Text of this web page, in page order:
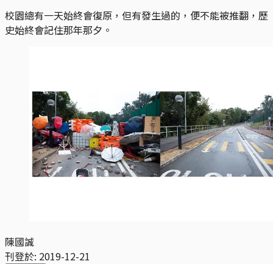
校園總有一天始終會復原，但有發生過的，便不能被推翻，歷
史始終會記住那年那夕。
陳國誠
刊登於: 2019-12-21